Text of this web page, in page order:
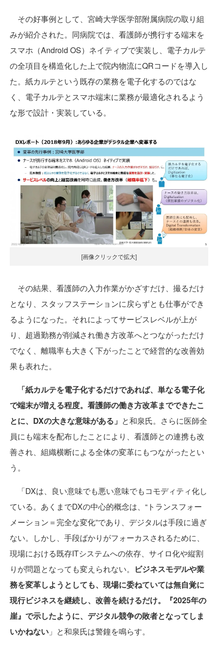
その好事例として、宮崎大学医学部附属病院の取り組
みが紹介された。同病院では、看護師が携行する端末を
スマホ（Android OS）ネイティブで実装し、電子カルテ
の全項目を構造化した上で院内物流にQRコードを導入し
た。紙カルテという既存の業務を電子化するのではな
く、電子カルテとスマホ端末に業務が最適化されるよう
な形で設計・実装している。
[画像クリックで拡大]
その結果、看護師の入力作業がかざすだけ、撮るだけ
となり、スタッフステーションに戻らずとも仕事ができ
るようになった。それによってサービスレベルが上が
り、超過勤務が削減され働き方改革へとつながっただけ
でなく、離職率も大きく下がったことで経営的な改善効
果も表れた。
「紙カルテを電子化するだけであれば、単なる電子化
で端末が増える程度。看護師の働き方改革までできたこ
とに、DXの大きな意味がある」 と和泉氏。さらに医師全
員にも端末を配布したことにより、看護師との連携も改
善され、組織横断による全体の変革にもつながったとい
う。
「DXは、良い意味でも悪い意味でもコモディティ化し
ている。あくまでDXの中心的概念は、“トランスフォー
メーション＝完全な変化”であり、デジタルは手段に過ぎ
ない。しかし、手段ばかりがフォーカスされるために、
現場における既存ITシステムへの依存、サイロ化や縦割
りが問題となっても変えられない。
ビジネスモデルや業
務を変革しようとしても、現場に委ねていては無自覚に
現行ビジネスを継続し、改善を続けるだけ。『2025年の
崖』で示したように、デジタル競争の敗者となってしま
いかねない 」と和泉氏は警鐘を鳴らす。